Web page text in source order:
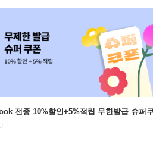
전종 10%할인+5%적립 무한발급 슈퍼